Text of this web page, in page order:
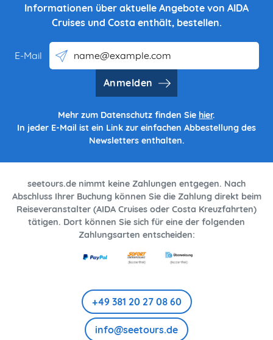
Informationen über aktuelle Angebote von AIDA
Cruises und Costa enthält, bestellen.
E-Mail
Anmelden
Mehr zum Datenschutz finden Sie hier.
In jeder E-Mail ist ein Link zur einfachen Abbestellung des
Newsletters enthalten.
seetours.de nimmt keine Zahlungen entgegen. Nach
Abschluss Ihrer Buchung können Sie die Zahlung direkt beim
Reiseveranstalter (AIDA Cruises oder Costa Kreuzfahrten)
tätigen. Dort können Sie sich für eine der folgenden
Zahlungsarten entscheiden:
+49 381 20 27 08 60
info@seetours.de